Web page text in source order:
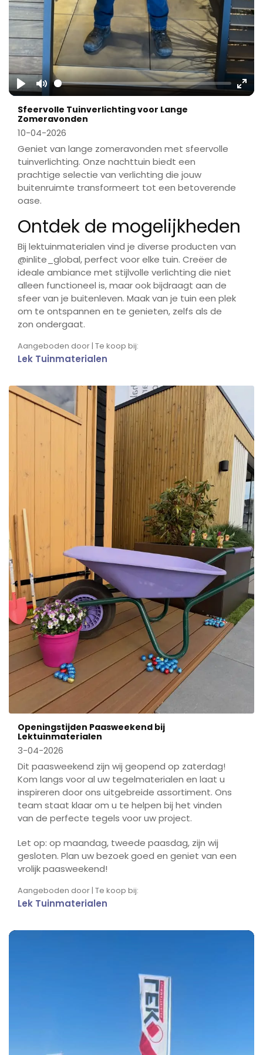
Play Mute
Sfeervolle Tuinverlichting voor Lange
Zomeravonden
10-04-2026
Geniet van lange zomeravonden met sfeervolle
tuinverlichting. Onze nachttuin biedt een
prachtige selectie van verlichting die jouw
buitenruimte transformeert tot een betoverende
oase.
Ontdek de mogelijkheden
Bij lektuinmaterialen vind je diverse producten van
@inlite_global, perfect voor elke tuin. Creëer de
ideale ambiance met stijlvolle verlichting die niet
alleen functioneel is, maar ook bijdraagt aan de
sfeer van je buitenleven. Maak van je tuin een plek
om te ontspannen en te genieten, zelfs als de
zon ondergaat.
Aangeboden door | Te koop bij:
Lek Tuinmaterialen
Openingstijden Paasweekend bij
Lektuinmaterialen
3-04-2026
Dit paasweekend zijn wij geopend op zaterdag!
Kom langs voor al uw tegelmaterialen en laat u
inspireren door ons uitgebreide assortiment. Ons
team staat klaar om u te helpen bij het vinden
van de perfecte tegels voor uw project.
Let op: op maandag, tweede paasdag, zijn wij
gesloten. Plan uw bezoek goed en geniet van een
vrolijk paasweekend!
Aangeboden door | Te koop bij:
Lek Tuinmaterialen